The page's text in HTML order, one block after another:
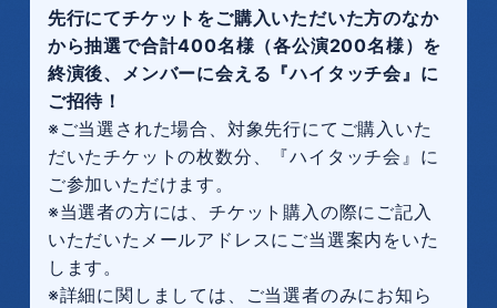
先行にてチケットをご購入いただいた方のなか
から抽選で合計400名様（各公演200名様）を
終演後、メンバーに会える『ハイタッチ会』に
ご招待！
※ご当選された場合、対象先行にてご購入いた
だいたチケットの枚数分、『ハイタッチ会』に
ご参加いただけます。
※当選者の方には、チケット購入の際にご記入
いただいたメールアドレスにご当選案内をいた
します。
※詳細に関しましては、ご当選者のみにお知ら